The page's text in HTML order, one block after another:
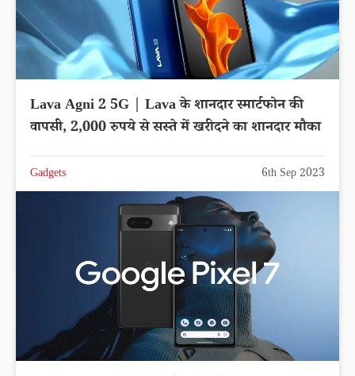
Lava Agni 2 5G | Lava के शानदार स्मार्टफोन की
वापसी, 2,000 रुपये से सस्ते में खरीदने का शानदार मौका
Gadgets 6th Sep 2023